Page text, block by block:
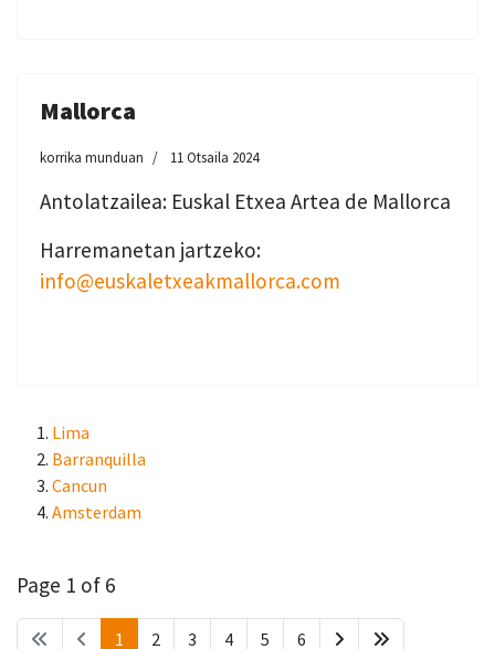
Mallorca
korrika munduan 11 Otsaila 2024
Antolatzailea: Euskal Etxea Artea de Mallorca
Harremanetan jartzeko:
info@euskaletxeakmallorca.com
Lima
Barranquilla
Cancun
Amsterdam
Page 1 of 6
1 2 3 4 5 6